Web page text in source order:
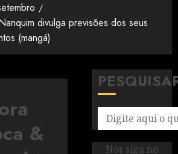
divulga previsões dos seus
(mangá)
&
Nos siga no